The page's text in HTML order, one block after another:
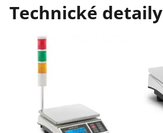
Technické detaily